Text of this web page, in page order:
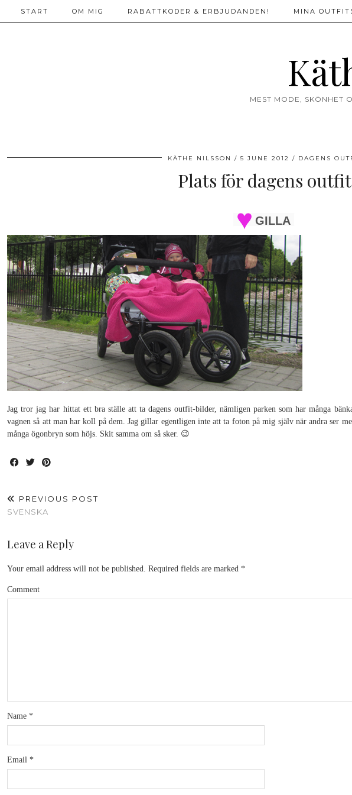
MEST MODE, SKÖNHET
START OM MIG RABATTKODER & ERBJUDANDEN! MINA
KÄTHE NILSSON 5 JUNE 2012 DAGENS
Plats för dagens outfit
GILLA
Jag tror jag har hittat ett bra ställe att ta dagens outfit-bilder, nämligen parken som har många
vagnen så att man har koll på dem. Jag gillar egentligen inte att ta foton på mig själv när andra ser
många ögonbryn som höjs. Skit samma om så sker. 😉
PREVIOUS POST
SVENSKA
Leave a Reply
Your email address will not be published. Required fields are marked *
Comment
Name *
Email *